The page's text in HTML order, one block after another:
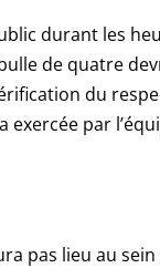
durant les
de quatre
du
par
pas lieu au